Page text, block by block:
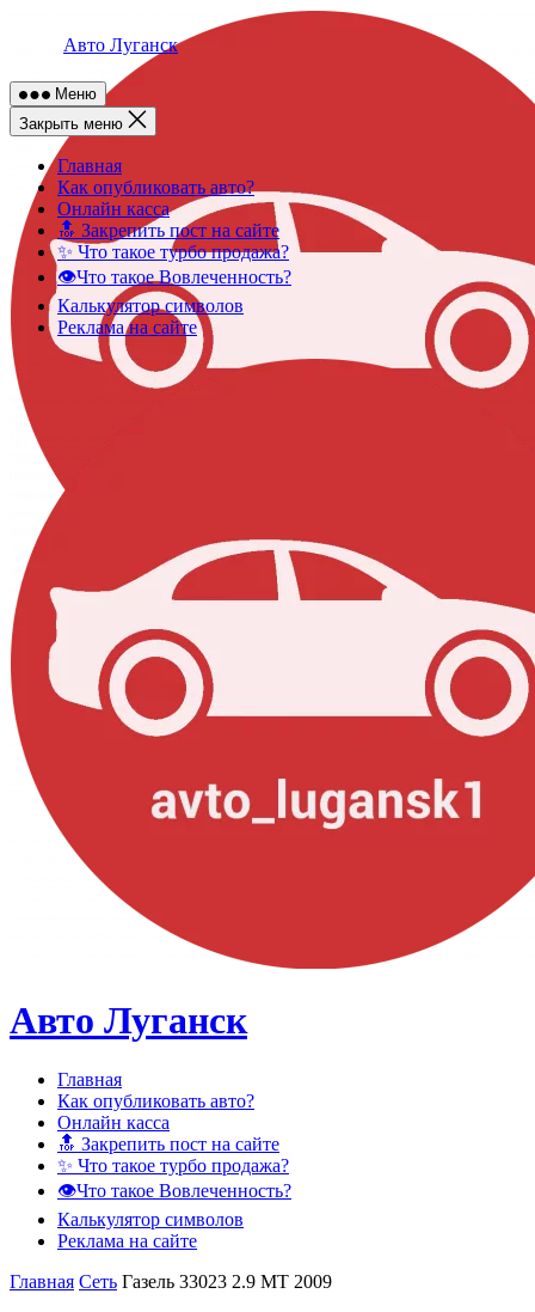
Авто Луганск
Меню
Закрыть меню
Главная
Как опубликовать авто?
Онлайн касса
🔝 Закрепить пост на сайте
✨ Что такое турбо продажа?
👁️Что такое Вовлеченность?
Калькулятор символов
Реклама на сайте
Авто Луганск
Главная
Как опубликовать авто?
Онлайн касса
🔝 Закрепить пост на сайте
✨ Что такое турбо продажа?
👁️Что такое Вовлеченность?
Калькулятор символов
Реклама на сайте
Главная Сеть Газель 33023 2.9 МТ 2009